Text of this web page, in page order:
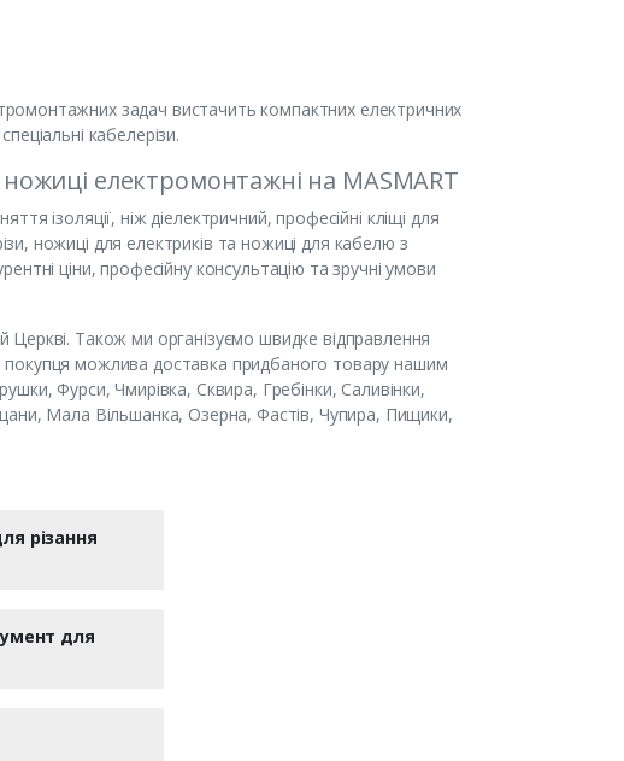
задач вистачить компактних електричних
кабелерізи.
електромонтажні на MASMART
ізоляції, ніж діелектричний, професійні кліщі для
ножиці для електриків та ножиці для кабелю з
ціни, професійну консультацію та зручні умови
Також ми організуємо швидке відправлення
можлива доставка придбаного товару нашим
Фурси, Чмирівка, Сквира, Гребінки, Саливінки,
Мала Вільшанка, Озерна, Фастів, Чупира, Пищики,
різання
для